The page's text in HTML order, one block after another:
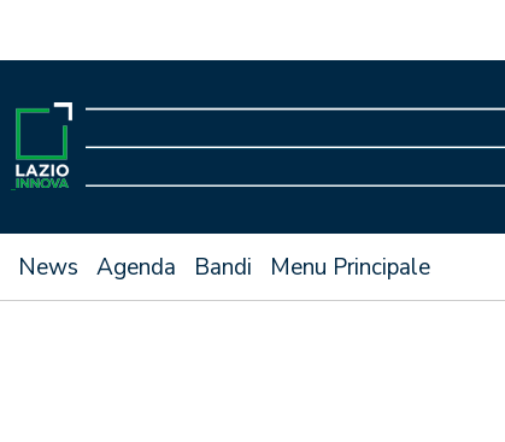
News Agenda Bandi Menu Principale